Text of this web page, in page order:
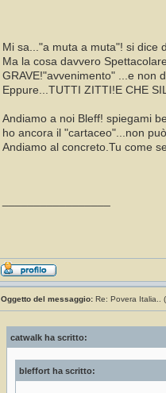
Mi sa..."a muta a muta"! si dice
Ma la cosa davvero
GRAVE!"avvenimento" ...e non
Eppure...TUTTI ZITTI!E CHE
Andiamo a noi Bleff! spiegami
ho ancora il "cartaceo"...non
Andiamo al concreto.Tu come
Oggetto del messaggio: Re: Povera Italia..
catwalk ha scritto:
bleffort ha scritto: